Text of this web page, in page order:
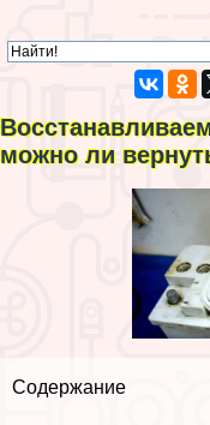
можно ли
Содержание